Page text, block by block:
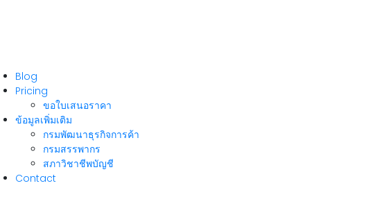
Blog
Pricing
ขอใบเสนอราคา
ข้อมูลเพิ่มเติม
กรมพัฒนาธุรกิจการค้า
กรมสรรพากร
สภาวิชาชีพบัญชี
Contact